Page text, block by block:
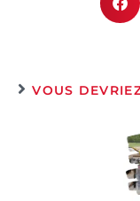
VOUS